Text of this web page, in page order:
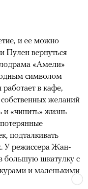
и ее можно
Пулен вернуться
«Амели»
символом
в кафе,
желаний
«чинить» жизнь
подталкивать
У режиссера Жан-
большую шкатулку с
и маленькими